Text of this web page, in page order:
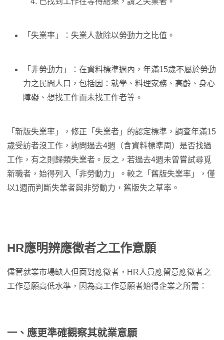
「失業率」：失業人數除以勞動力之比值。
「非勞動力」：在資料標準週內，年滿15歲不屬於勞動
力之民間人口，包括因：就學、料理家務、高齡、身心
障礙、想找工作而未找工作者等。
「新版失業率」，修正「失業者」的認定標準，調查年滿15
歲受訪者沒工作，詢問過去4週（含資料標準周）是否找過
工作，有之則歸類失業者。反之，若過去4週未曾嘗試尋覓
新職者，始得列入「非勞動力」。較之「舊版失業率」，僅
以1週而判斷失業者與非勞動力，舊版失之草率。
HR應明辨應徵者之工作意願
儘管就業市場缺人但面對應徵者，HR人員應留意應徵者之
工作意願高低水準，因為高工作意願者始得企業之所需：
一、應更準確觀察其就業意願